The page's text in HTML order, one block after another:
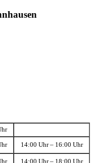
14:00 Uhr – 16:00 Uhr